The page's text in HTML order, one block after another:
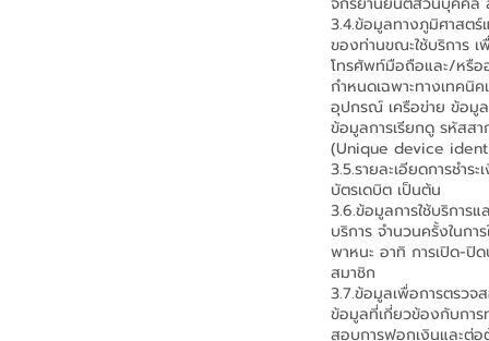
3.4.ข้อมูลทางภูมิศาสต
ของท่านขณะใช้บริการ
โทรศัพท์มือถือและ/หรื
กำหนดเฉพาะทางเทค
อุปกรณ์ เครือข่าย ข้อมูล
ข้อมูลการเรียกดู รหัส
(Unique device
3.5.รายละเอียดการชำ
บัตรเดบิต เป็นต้น
3.6.ข้อมูลการใช้บริการ
บริการ จำนวนครั้งในกา
พาหนะ อาทิ การเปิด-ปิ
สมาชิก
3.7.ข้อมูลเพื่อการตรวจ
ข้อมูลที่เกี่ยวข้องกับการ
สอบการฟอกเงินและต่อ